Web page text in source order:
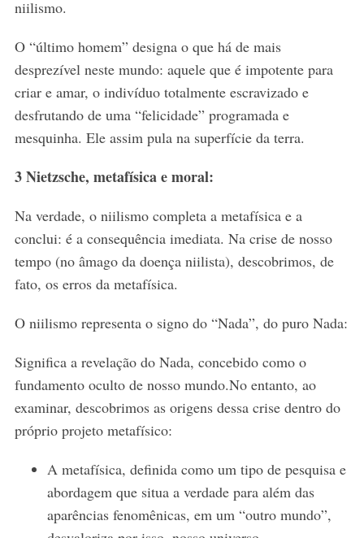
niilismo.
O “último homem” designa o que há de mais
desprezível neste mundo: aquele que é impotente para
criar e amar, o indivíduo totalmente escravizado e
desfrutando de uma “felicidade” programada e
mesquinha. Ele assim pula na superfície da terra.
3 Nietzsche, metafísica e moral:
Na verdade, o niilismo completa a metafísica e a
conclui: é a consequência imediata. Na crise de nosso
tempo (no âmago da doença niilista), descobrimos, de
fato, os erros da metafísica.
O niilismo representa o signo do “Nada”, do puro Nada:
Significa a revelação do Nada, concebido como o
fundamento oculto de nosso mundo.No entanto, ao
examinar, descobrimos as origens dessa crise dentro do
próprio projeto metafísico:
A metafísica, definida como um tipo de pesquisa e
abordagem que situa a verdade para além das
aparências fenomênicas, em um “outro mundo”,